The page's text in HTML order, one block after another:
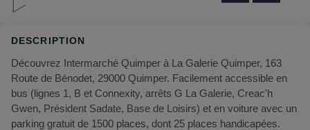
DESCRIPTION
Découvrez Intermarché Quimper à La Galerie Quimper, 163
Route de Bénodet, 29000 Quimper. Facilement accessible en
bus (lignes 1, B et Connexity, arrêts G La Galerie, Creac'h
Gwen, Président Sadate, Base de Loisirs) et en voiture avec un
parking gratuit de 1500 places, dont 25 places handicapées.